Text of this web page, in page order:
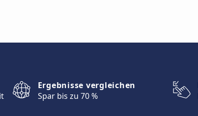
Ergebnisse vergleichen
Spar bis zu 70 %